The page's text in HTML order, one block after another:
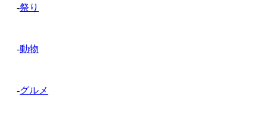
-祭り
-動物
-グルメ